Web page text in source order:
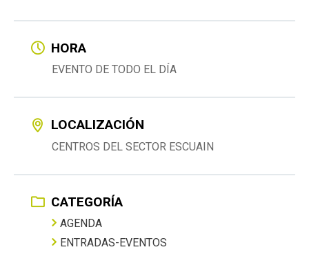
HORA
EVENTO DE TODO EL DÍA
LOCALIZACIÓN
CENTROS DEL SECTOR ESCUAIN
CATEGORÍA
AGENDA
ENTRADAS-EVENTOS